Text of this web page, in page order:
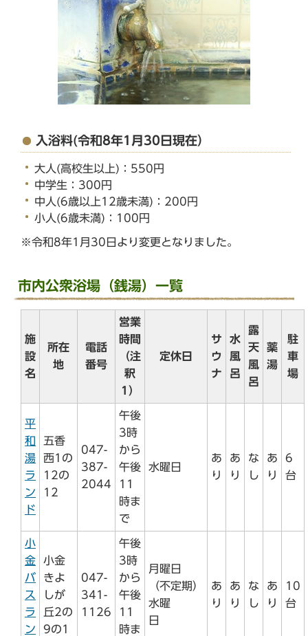
入浴料(令和8年1月30日現在）
大人(高校生以上)：550円
中学生：300円
中人(6歳以上12歳未満)：200円
小人(6歳未満)：100円
※令和8年1月30日より変更となりました。
市内公衆浴場（銭湯）一覧
施
設
名
所在
地
電話
番号
営業
時間
（注
釈
1）
定休日
サ
ウ
ナ
水
風
呂
露
天
風
呂
薬
湯
駐
車
場
平
和
湯
ラ
ン
ド
五香
西1の
12の
12
047-
387-
2044
午後
3時
から
午後
11
時ま
で
水曜日
あ
り
あ
り
な
し
あ
り
6
台
小
金
バ
ス
ラ
ン
小金
きよ
しが
丘2の
9の1
047-
341-
1126
午後
3時
から
午後
11
時ま
月曜日
（不定期）
水曜
日
あ
り
あ
り
な
し
あ
り
10
台